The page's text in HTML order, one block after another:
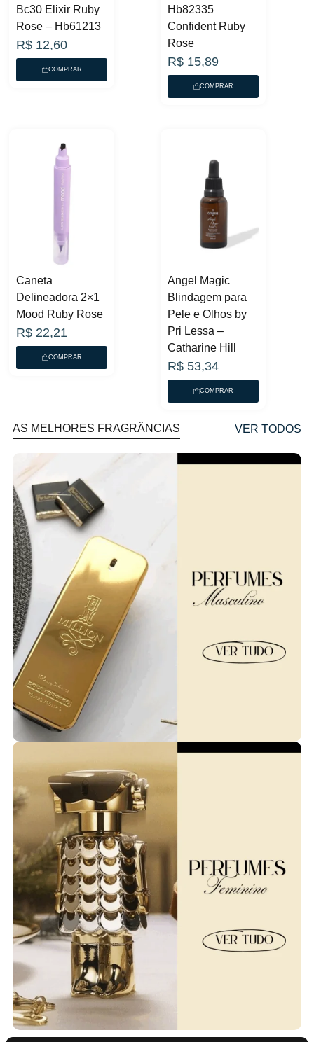
Bc30 Elixir Ruby
Rose – Hb61213
R$ 12,60
COMPRAR
Hb82335
Confident Ruby
Rose
R$ 15,89
COMPRAR
Caneta
Delineadora 2×1
Mood Ruby Rose
R$ 22,21
COMPRAR
Angel Magic
Blindagem para
Pele e Olhos by
Pri Lessa –
Catharine Hill
R$ 53,34
COMPRAR
AS MELHORES FRAGRÂNCIAS VER TODOS